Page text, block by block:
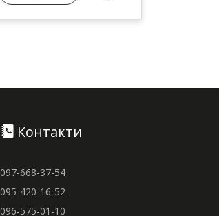
Контакти
097-668-37-54
095-420-16-52
096-575-01-10